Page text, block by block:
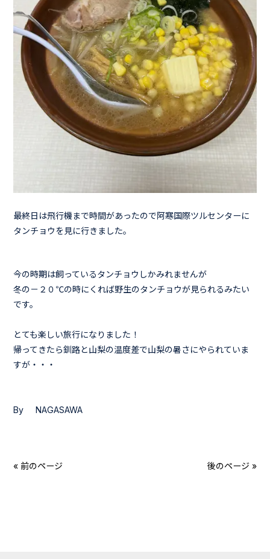
最終日は飛行機まで時間があったので阿寒国際ツルセンターに
タンチョウを見に行きました。
今の時期は飼っているタンチョウしかみれませんが
冬の－２０℃の時にくれば野生のタンチョウが見られるみたい
です。
とても楽しい旅行になりました！
帰ってきたら釧路と山梨の温度差で山梨の暑さにやられていま
すが・・・
By NAGASAWA
« 前のページ 後のページ »